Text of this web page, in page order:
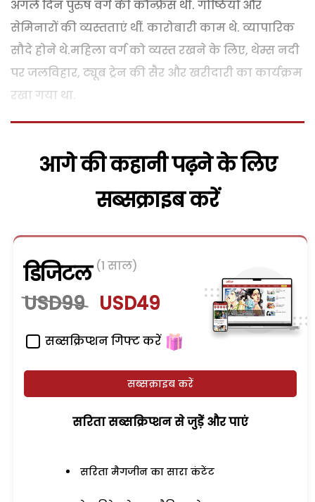
अगले दिन पुरुष वर्ग की कौन्फ्रैंस थी. गोष्ठियों और
सेमिनारों की व्यस्तताएं थीं. कारोबारी काम थे. व्यापारिक
सौदे होने थे.महिला वर्ग को व्यस्त रखने के लिए, थेम्स नदी
पर जलविहार, ट्यूब ट्रेन की सैर और खरीदारी का कार्यक्रम
रखा गया था.
आगे की कहानी पढ़ने के लिए
सब्सक्राइब करें
डिजिटल (1 साल)
USD99 USD49
सब्सक्रिप्शन गिफ्ट करें
सब्सक्राइब करें
सरिता सब्सक्रिप्शन से जुड़ेें और पाएं
सरिता मैगजीन का सारा कंटेंट